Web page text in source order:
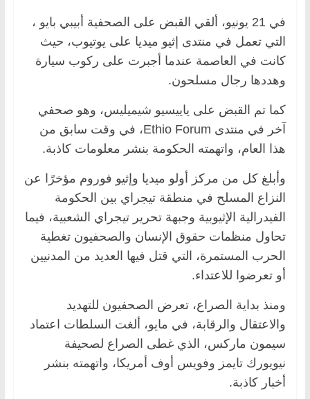
في 21 يونيو، ألقي القبض على الصحفية أبيبي بايو ،
التي تعمل في منتدى إثيو ميديا على يوتيوب، حيث
كانت في العاصمة عندما أجبرت على ركوب سيارة
وهددها رجال مسلحون.
كما تم القبض على ياييسيو شيميليس، وهو صحفي
آخر في منتدى Ethio Forum، في وقت سابق من
هذا العام، واتهمته الحكومة بنشر معلومات كاذبة.
وأبلغ كل من مركز أولو ميديا وإثيو فوروم مؤخرًا عن
النزاع المسلح في منطقة تيجراي بين الحكومة
الفيدرالية الإثيوبية وجبهة تحرير تيجراي الشعبية، فيما
تحاول منظمات حقوق الإنسان والصحفيون تغطية
الحرب المستمرة، التي قتل فيها العديد من المدنيين
أو تعرضوا للاعتداء.
ومنذ بداية الصراع، تعرض الصحفيون للتهديد
والاعتقال والرقابة، في مايو، ألغت السلطات اعتماد
سيمون ماركس، الذي غطى الصراع لصحيفة
نيويورك تايمز وفويس أوف أمريكا، واتهمته بنشر
أخبار كاذبة.